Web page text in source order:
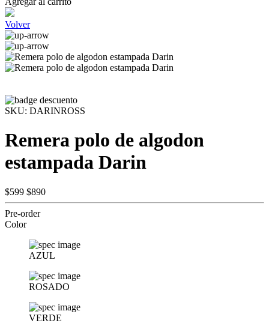
Volver
SKU: DARINROSS
Remera polo de algodon
estampada Darin
$599 $890
Pre-order
Color
AZUL
ROSADO
VERDE